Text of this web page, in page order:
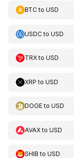
BTCto USD
USDCto USD
TRXto USD
XRP to USD
DOGEto USD
AVAXto USD
SHIB to USD